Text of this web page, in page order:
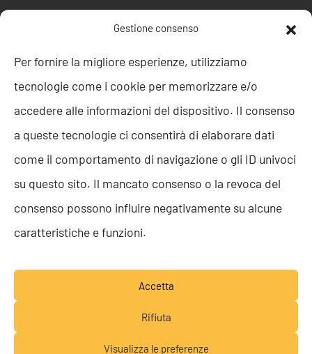
Gestione consenso
Per fornire la migliore esperienze, utilizziamo
tecnologie come i cookie per memorizzare e/o
accedere alle informazioni del dispositivo. Il consenso
a queste tecnologie ci consentirà di elaborare dati
come il comportamento di navigazione o gli ID univoci
su questo sito. Il mancato consenso o la revoca del
consenso possono influire negativamente su alcune
caratteristiche e funzioni.
Accetta
Rifiuta
Visualizza le preferenze
POLITICHE AZIENDALI
ISO 9001
ISO 27001
Codice etico
Segnalazione Whistleblowing
Politica per la Parità di Genere
Politica per la sicurezza delle informazioni
TEAM RESOLVE